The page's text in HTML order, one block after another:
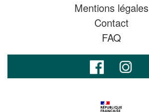
Mentions légales
Contact
FAQ